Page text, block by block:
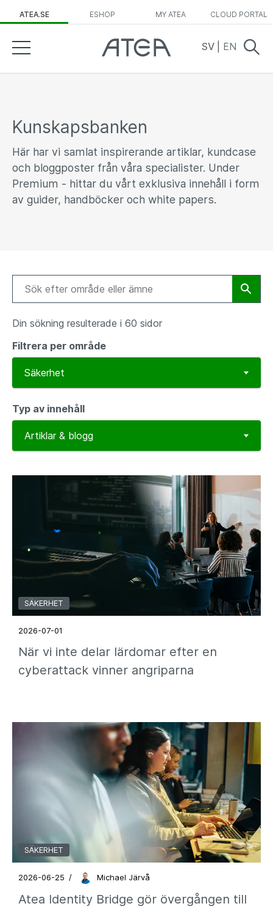
ATEA.SE ESHOP MY ATEA CLOUD PORTAL
SV EN
Kunskapsbanken
Här har vi samlat inspirerande artiklar, kundcase
och bloggposter från våra specialister. Under
Premium - hittar du vårt exklusiva innehåll i form
av guider, handböcker och white papers.
Din sökning resulterade i 60 sidor
Filtrera per område
Typ av innehåll
SÄKERHET
2026-07-01
När vi inte delar lärdomar efter en
cyberattack vinner angriparna
SÄKERHET
2026-06-25 / Michael Järvå
Atea Identity Bridge gör övergången till